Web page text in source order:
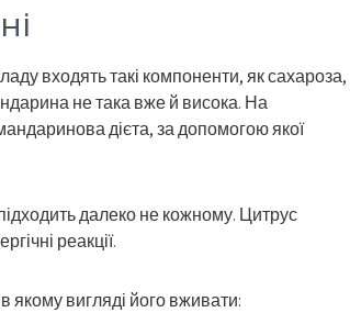
входять такі компоненти, як сахароза,
не така вже й висока. На
дієта, за допомогою якої
далеко не кожному. Цитрус
реакції.
якому вигляді його вживати: